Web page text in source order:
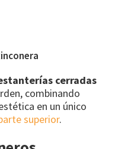
cerradas
combinando
en un único
superior.